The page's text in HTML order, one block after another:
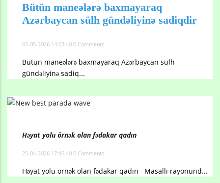
Bütün maneələrə baxmayaraq
Azərbaycan sülh gündəliyinə sadiqdir
05-05-2026 14:03:40 0 Comments
Bütün maneələrə baxmayaraq Azərbaycan sülh
gündəliyinə sadiq...
Həyat yolu örnək olan fədakar qadın
25-04-2026 17:45:40 0 Comments
Həyat yolu örnək olan fədakar qadın Masallı rayonund...